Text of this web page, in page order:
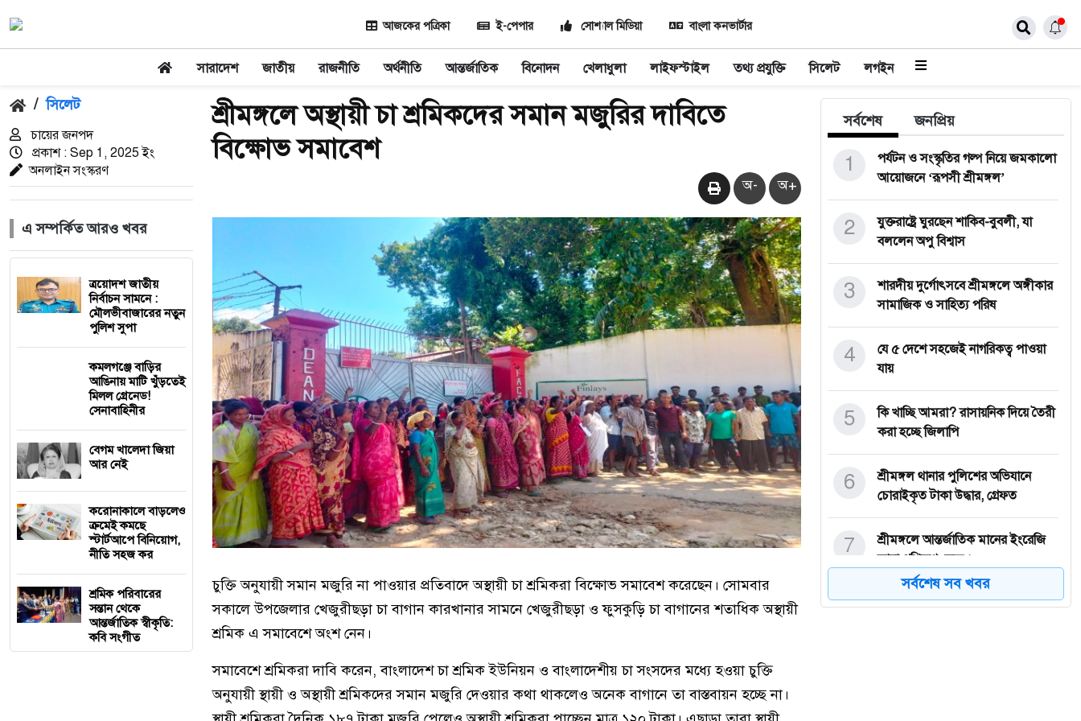
আজকের পত্রিকা ই-পেপার সোশ্যাল মিডিয়া বাংলা কনভার্টার
সারাদেশ জাতীয় রাজনীতি অর্থনীতি আন্তর্জাতিক বিনোদন খেলাধুলা লাইফস্টাইল তথ্য প্রযুক্তি সিলেট লগইন
/ সিলেট
চায়ের জনপদ
প্রকাশ : Sep 1, 2025 ইং
অনলাইন সংস্করণ
এ সম্পর্কিত আরও খবর
ত্রয়োদশ জাতীয়
নির্বাচন সামনে :
মৌলভীবাজারের নতুন
পুলিশ সুপা
কমলগঞ্জে বাড়ির
আঙিনায় মাটি খুঁড়তেই
মিলল গ্রেনেড!
সেনাবাহিনীর
বেগম খালেদা জিয়া
আর নেই
করোনাকালে বাড়লেও
ক্রমেই কমছে
স্টার্টআপে বিনিয়োগ,
নীতি সহজ কর
শ্রমিক পরিবারের
সন্তান থেকে
আন্তর্জাতিক স্বীকৃতি:
কবি সংগীত
শ্রীমঙ্গলে অস্থায়ী চা শ্রমিকদের সমান মজুরির দাবিতে
বিক্ষোভ সমাবেশ
অ- অ+
চুক্তি অনুযায়ী সমান মজুরি না পাওয়ার প্রতিবাদে অস্থায়ী চা শ্রমিকরা বিক্ষোভ সমাবেশ করেছেন। সোমবার
সকালে উপজেলার খেজুরীছড়া চা বাগান কারখানার সামনে খেজুরীছড়া ও ফুসকুড়ি চা বাগানের শতাধিক অস্থায়ী
শ্রমিক এ সমাবেশে অংশ নেন।
সমাবেশে শ্রমিকরা দাবি করেন, বাংলাদেশ চা শ্রমিক ইউনিয়ন ও বাংলাদেশীয় চা সংসদের মধ্যে হওয়া চুক্তি
অনুযায়ী স্থায়ী ও অস্থায়ী শ্রমিকদের সমান মজুরি দেওয়ার কথা থাকলেও অনেক বাগানে তা বাস্তবায়ন হচ্ছে না।
সর্বশেষ জনপ্রিয়
পর্যটন ও সংস্কৃতির গল্প নিয়ে জমকালো
আয়োজনে ‘রূপসী শ্রীমঙ্গল’
1
যুক্তরাষ্ট্রে ঘুরছেন শাকিব-বুবলী, যা
বললেন অপু বিশ্বাস
2
শারদীয় দুর্গোৎসবে শ্রীমঙ্গলে অঙ্গীকার
সামাজিক ও সাহিত্য পরিষ
3
যে ৫ দেশে সহজেই নাগরিকত্ব পাওয়া
যায়
4
কি খাচ্ছি আমরা? রাসায়নিক দিয়ে তৈরী
করা হচ্ছে জিলাপি
5
শ্রীমঙ্গল থানার পুলিশের অভিযানে
চোরাইকৃত টাকা উদ্ধার, গ্রেফত
6
শ্রীমঙ্গলে আন্তর্জাতিক মানের ইংরেজি
ভাষা প্রশিক্ষণ কেন্দ্র ‘
7
শ্রীমঙ্গলে সরকারি প্রাথমিক বিদ্যালয়
8
সর্বশেষ সব খবর